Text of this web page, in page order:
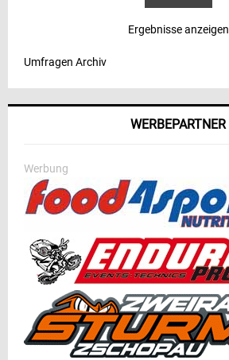
Ergebnisse anzeigen
Umfragen Archiv
WERBEPARTNER
Werbung